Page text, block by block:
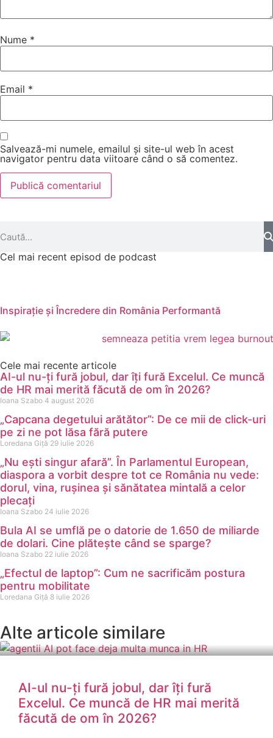
Nume *
Email *
Salvează-mi numele, emailul și site-ul web în acest
navigator pentru data viitoare când o să comentez.
Cel mai recent episod de podcast
Inspirație și Încredere din România Performantă
Cele mai recente articole
AI-ul nu-ți fură jobul, dar îți fură Excelul. Ce muncă
de HR mai merită făcută de om în 2026?
Ioana Szabo 4 august 2026
„Capcana degetului arătător”: De ce mii de click-uri
pe zi ne pot lăsa fără putere
Loredana Giță 29 iulie 2026
„Nu ești singur afară”. În Parlamentul European,
diaspora a vorbit despre tot ce România nu vede:
dorul, vina, rușinea și sănătatea mintală a celor
plecați
Ioana Szabo 24 iulie 2026
Bula AI se umflă pe o datorie de 1.650 de miliarde
de dolari. Cine plătește când se sparge?
Ioana Szabo 22 iulie 2026
„Efectul de laptop”: Cum ne sacrificăm postura
pentru mobilitate
Loredana Giță 8 iulie 2026
Alte articole similare
AI-ul nu-ți fură jobul, dar îți fură
Excelul. Ce muncă de HR mai merită
făcută de om în 2026?